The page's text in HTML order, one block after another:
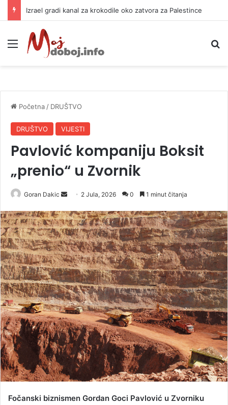
Izrael gradi kanal za krokodile oko zatvora za Palestince
Meni
Početna / DRUŠTVO
DRUŠTVO VIJESTI
Pavlović kompaniju Boksit
„prenio“ u Zvornik
Goran Dakic
n
d
a
n
e
m
a
i
l
2 Jula, 2026 0 1 minut čitanja
Fočanski biznismen Gordan Goci Pavlović u Zvorniku